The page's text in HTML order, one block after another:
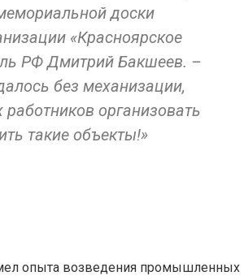
доски
«Красноярское
РФ Дмитрий Бакшеев. –
без механизации,
организовать
такие объекты!»
опыта возведения промышленных